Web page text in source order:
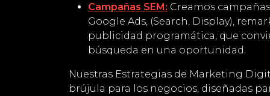
Campañas SEM: Creamos
Google Ads, (Search, Display),
publicidad programática, que
búsqueda en una oportunidad.
Nuestras Estrategias de Marketing
brújula para los negocios, diseñadas